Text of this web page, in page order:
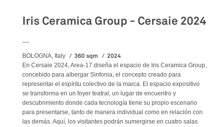
Iris Ceramica Group - Cersaie 2024
BOLOGNA, Italy 360 sqm 2024
En Cersaie 2024, Area-17 diseña el espacio de Iris Ceramica Group,
concebido para albergar Sinfonia, el concepto creado para
representar el espíritu colectivo de la marca. El espacio expositivo
se transforma en un foyer teatral, un lugar de encuentro y
descubrimiento donde cada tecnología tiene su propio escenario
para presentarse, tanto de manera individual como en relación con
las demás. Aquí, los visitantes podrán sumergirse en cuatro salas